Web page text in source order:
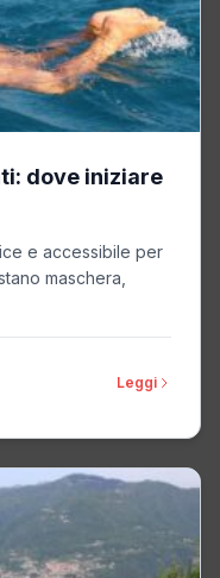
dove iniziare
e accessibile per
maschera,
Leggi